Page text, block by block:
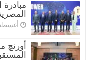
المصرية تُخرج 1090
أغسطس